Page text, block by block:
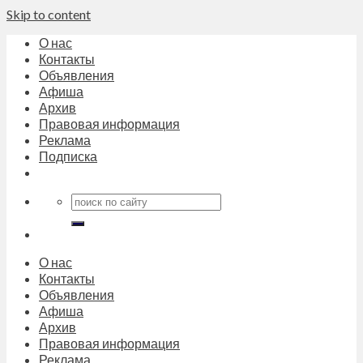
Skip to content
О нас
Контакты
Объявления
Афиша
Архив
Правовая информация
Реклама
Подписка
О нас
Контакты
Объявления
Афиша
Архив
Правовая информация
Реклама